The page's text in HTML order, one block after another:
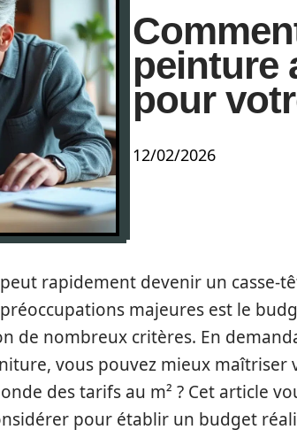
peinture
pour
12/02/2026
rapidement devenir un casse-
majeures est le
de nombreux critères. En
vous pouvez mieux maîtriser
des tarifs au m² ? Cet article
pour établir un budget